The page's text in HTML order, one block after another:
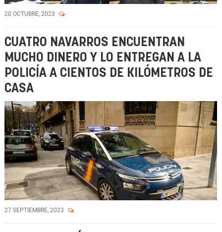
20 OCTUBRE, 2023
CUATRO NAVARROS ENCUENTRAN
MUCHO DINERO Y LO ENTREGAN A LA
POLICÍA A CIENTOS DE KILÓMETROS DE
CASA
27 SEPTIEMBRE, 2023